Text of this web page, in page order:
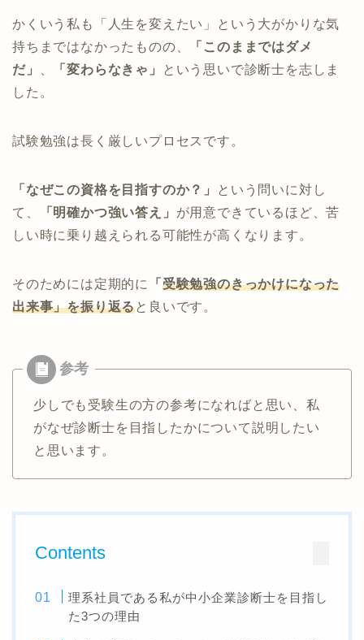
かくいう私も「人生を変えたい」という大がかりな気
持ちまではなかったものの、
「このままではダメ
だ」
「変わらなきゃ」
という思いで診断士を志しま
した。
試験勉強は長く厳しいプロセスです。
「なぜこの資格を目指すのか？」
という問いに対し
て、
「明確かつ強い答え」 が用意できているほど、苦
しい時に乗り越えられる可能性が高くなります。
そのためには定期的に 「 受験勉強のきっかけになった
出来事」を振り返ると良いです。
少しでも受験生の方の参考になればと思い、私
がなぜ診断士を目指したかについて説明したい
と思います。
Contents
理系社員である私が中小企業診断士を目指し
た3つの理由